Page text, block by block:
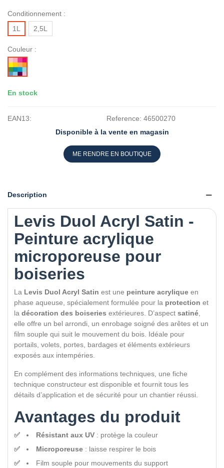
Conditionnement :
1L
2,5L
Couleur :
MISE
A
TEINTE
En stock
EAN13: Reference: 46500270
Disponible à la vente en magasin
ME RENDRE EN BOUTIQUE
Description
Levis Duol Acryl Satin -
Peinture acrylique
microporeuse pour
boiseries
La Levis Duol Acryl Satin est une peinture acrylique en
phase aqueuse, spécialement formulée pour la protection et
la décoration des boiseries extérieures. D’aspect satiné,
elle offre un bel arrondi, un enrobage soigné des arêtes et un
film souple qui suit le mouvement du bois. Idéale pour
portails, volets, portes, bardages et éléments extérieurs
exposés aux intempéries.
En complément des informations techniques, une fiche
technique constructeur est disponible et fournit tous les
détails d’application et de sécurité pour un chantier réussi.
Avantages du produit
Résistant aux UV : protège la couleur
Microporeuse : laisse respirer le bois
Film souple pour mouvements du support